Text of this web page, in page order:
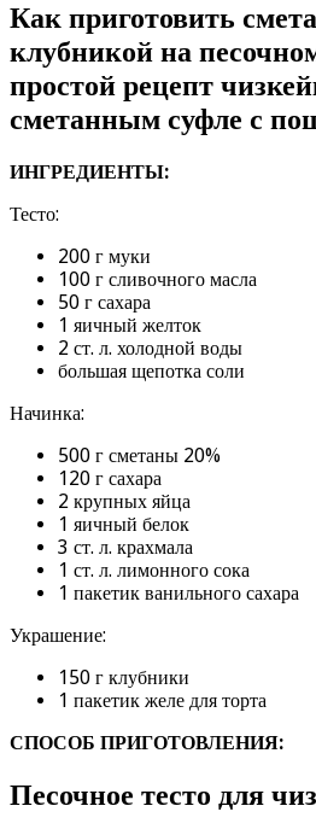
Как приготовить
клубникой на
простой рецепт
сметанным суфле с
ИНГРЕДИЕНТЫ:
Тесто:
200 г муки
100 г сливочного масла
50 г сахара
1 яичный желток
2 ст. л. холодной воды
большая щепотка соли
Начинка:
500 г сметаны 20%
120 г сахара
2 крупных яйца
1 яичный белок
3 ст. л. крахмала
1 ст. л. лимонного сока
1 пакетик ванильного сахара
Украшение:
150 г клубники
1 пакетик желе для торта
СПОСОБ ПРИГОТОВЛЕНИЯ:
Песочное тесто для